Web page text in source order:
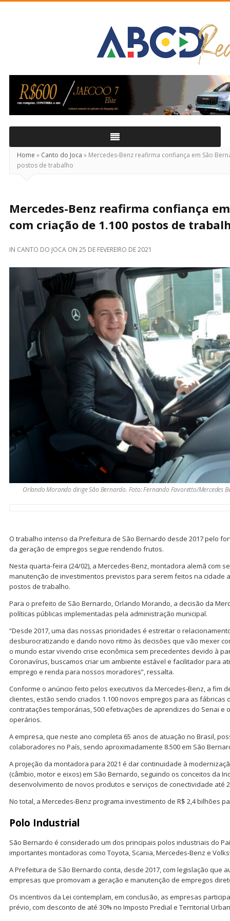
Real
Home » Canto do Joca » Mercedes-Benz reafirma confiança em São
postos de trabalho
Mercedes-Benz reafirma confiança
com criação de 1.100 postos de
IN CANTO DO JOCA ON 25 DE FEVEREIRO DE 2021
Orlando Morando dirige São Bernardo. Foto: Fernando Favoretto/Mercedes
O trabalho intenso da Prefeitura de São Bernardo desde 2017 pelo
da geração de empregos segue rendendo frutos.
Nesta quarta-feira (24/02), a Mercedes-Benz, montadora alemã com
manutenção de investimentos previstos para serem feitos na cidade
postos de trabalho.
Para o prefeito de São Bernardo, Orlando Morando, a decisão da
políticas públicas implementadas pela administração municipal.
“Desde 2017, uma das nossas prioridades é estreitar o
desburocratizando e dando novo ritmo às decisões que vão mexer
o mundo estar vivendo crise econômica sem precedentes devido à
Coronavírus, buscamos criar um ambiente estável e facilitador para
emprego e renda para nossos moradores”, ressalta.
Conforme o anúncio feito pelos executivos da Mercedes-Benz, a fim
clientes, estão sendo criados 1.100 novos empregos para as fábricas
contratações temporárias, 500 efetivações de aprendizes do Senai e
operários.
A empresa, que neste ano completa 65 anos de atuação no Brasil,
colaboradores no País, sendo aproximadamente 8.500 em São
A projeção da montadora para 2021 é dar continuidade à
(câmbio, motor e eixos) em São Bernardo, seguindo os conceitos da
desenvolvimento de novos produtos e serviços de conectividade até
No total, a Mercedes-Benz programa investimento de R$ 2,4 bilhões
Polo Industrial
São Bernardo é considerado um dos principais polos industriais do
importantes montadoras como Toyota, Scania, Mercedes-Benz e
A Prefeitura de São Bernardo conta, desde 2017, com legislação que
empresas que promovam a geração e manutenção de empregos
Os incentivos da Lei contemplam, em conclusão, as empresas
prévio, com desconto de até 30% no Imposto Predial e Territorial